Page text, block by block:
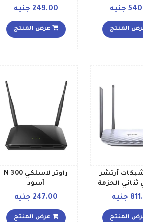
جنيه
المنتج
بت في الثانية أبيض
249.00 جنيه
عرض المنتج
آرتشر
ثنائي الحزمة
أبيض
جنيه
المنتج
راوتر لاسلكي N 300
أسود
247.00 جنيه
عرض المنتج